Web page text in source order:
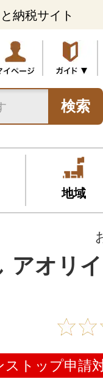
納税サイト
検索
地域
アオリ
トップ申請